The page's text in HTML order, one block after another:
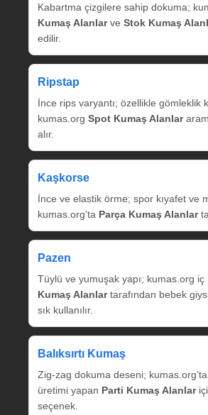
Kabartma çizgilere sahip dokuma;
Kumaş Alanlarve Stok Kumaş
edilir.
Ripstap
İnce rips varyantı; özellikle gömleklik
kumas.org Spot Kumaş Alanlar
alır.
Kaşkorse
İnce ve elastik örme; spor kıyafet ve
kumas.org’ta Parça Kumaş Alanlar
Pazen
Tüylü ve yumuşak yapı; kumas.org iç
Kumaş Alanlartarafından bebek
sık kullanılır.
Balıksırtı Kumaş
Zig‑zag dokuma deseni;
üretimi yapan Parti Kumaş Alanlar
seçenek.